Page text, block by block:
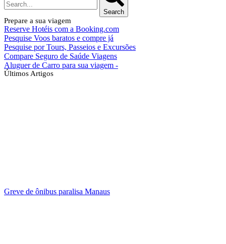
Search
Prepare a sua viagem
Reserve Hotéis com a Booking.com
Pesquise Voos baratos e compre já
Pesquise por Tours, Passeios e Excursões
Compare Seguro de Saúde Viagens
Aluguer de Carro para sua viagem -
Últimos Artigos
Greve de ônibus paralisa Manaus